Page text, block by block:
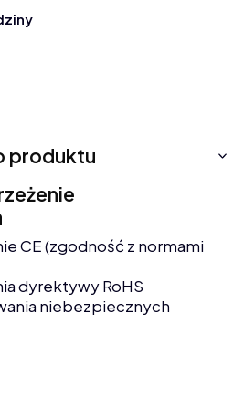
produktu
CE (zgodność z normami
dyrektywy RoHS
niebezpiecznych